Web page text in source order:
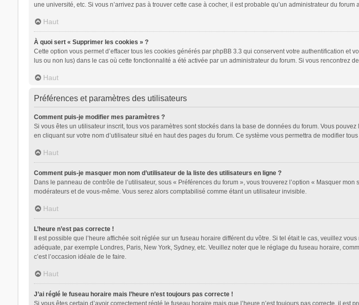
une université, etc. Si vous n’arrivez pas à trouver cette case à cocher, il est probable qu’un administrateur du forum
Haut
À quoi sert « Supprimer les cookies » ?
Cette option vous permet d’effacer tous les cookies générés par phpBB 3.3 qui conservent votre authentification et
lus ou non lus) dans le cas où cette fonctionnalité a été activée par un administrateur du forum. Si vous
Haut
Préférences et paramètres des utilisateurs
Comment puis-je modifier mes paramètres ?
Si vous êtes un utilisateur inscrit, tous vos paramètres sont stockés dans la base de données du forum. Vous
en cliquant sur votre nom d’utilisateur situé en haut des pages du forum. Ce système vous permettra de modifier
Haut
Comment puis-je masquer mon nom d’utilisateur de la liste des utilisateurs en ligne ?
Dans le panneau de contrôle de l’utilisateur, sous « Préférences du forum », vous trouverez l’option « Masquer
modérateurs et de vous-même. Vous serez alors comptabilisé comme étant un utilisateur invisible.
Haut
L’heure n’est pas correcte !
Il est possible que l’heure affichée soit réglée sur un fuseau horaire différent du vôtre. Si tel était le cas, veuillez
adéquate, par exemple Londres, Paris, New York, Sydney, etc. Veuillez noter que le réglage du fuseau horaire,
c’est l’occasion idéale de le faire.
Haut
J’ai réglé le fuseau horaire mais l’heure n’est toujours pas correcte !